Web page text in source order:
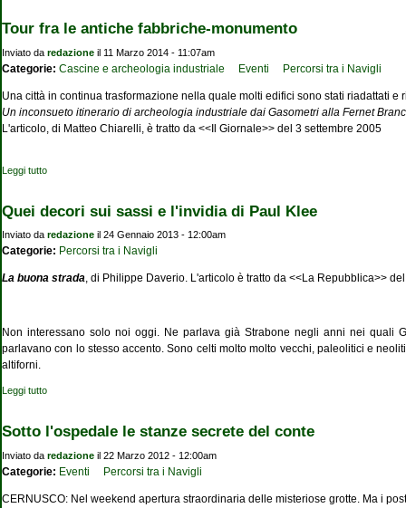
Tour fra le antiche fabbriche-monumento
Inviato da redazione il 11 Marzo 2014 - 11:07am
Categorie: Cascine e archeologia industriale Eventi Percorsi tra i Navigli
Una città in continua trasformazione nella quale molti edifici sono stati riadattati
Un inconsueto itinerario di archeologia industriale dai Gasometri alla Fernet
L'articolo, di Matteo Chiarelli, è tratto da <<Il Giornale>> del 3 settembre 2005
Leggi tutto
Quei decori sui sassi e l'invidia di Paul Klee
Inviato da redazione il 24 Gennaio 2013 - 12:00am
Categorie: Percorsi tra i Navigli
La buona strada, di Philippe Daverio. L'articolo è tratto da <<La Repubblica>>
Non interessano solo noi oggi. Ne parlava già Strabone negli anni nei quali
parlavano con lo stesso accento. Sono celti molto molto vecchi, paleolitici e
altiforni.
Leggi tutto
Sotto l'ospedale le stanze secrete del conte
Inviato da redazione il 22 Marzo 2012 - 12:00am
Categorie: Eventi Percorsi tra i Navigli
CERNUSCO: Nel weekend apertura straordinaria delle misteriose grotte. Ma i